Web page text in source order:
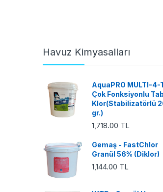
Havuz Kimyasalları
AquaPRO MULTI-4-
Çok Fonksiyonlu
Klor(Stabilizatörlü
gr.)
1,718.00 TL
Gemaş - FastChlor
Granül 56% (Diklor)
1,144.00 TL